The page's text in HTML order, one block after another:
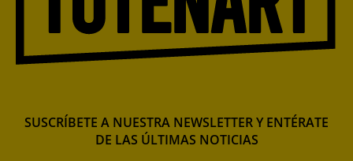
SUSCRÍBETE A NUESTRA NEWSLETTER Y ENTÉRATE
DE LAS ÚLTIMAS NOTICIAS